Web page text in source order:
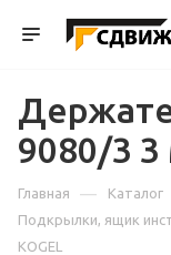
9080/3
Главная — Каталог
Подкрылки, ящик
KOGEL